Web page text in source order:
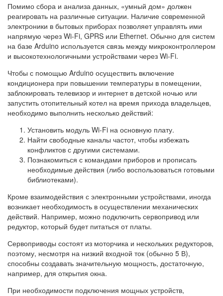
Помимо сбора и анализа данных, «умный дом» должен
реагировать на различные ситуации. Наличие современной
электроники в бытовых приборах позволяет управлять ими
напрямую через Wi-Fi, GPRS или Ethernet. Обычно для систем
на базе Arduino используется связь между микроконтроллером
и высокотехнологичными устройствами через Wi-Fi.
Чтобы с помощью Arduino осуществить включение
кондиционера при повышении температуры в помещении,
заблокировать телевизор и интернет в детской ночью или
запустить отопительный котел на время прихода владельцев,
необходимо выполнить несколько действий:
Установить модуль Wi-Fi на основную плату.
Найти свободные каналы частот, чтобы избежать
конфликтов с другими системами.
Познакомиться с командами приборов и прописать
необходимые действия (либо воспользоваться готовыми
библиотеками).
Кроме взаимодействия с электронными устройствами, иногда
возникает необходимость в осуществлении механических
действий. Например, можно подключить сервопривод или
редуктор, который будет питаться от платы.
Сервоприводы состоят из моторчика и нескольких редукторов,
поэтому, несмотря на низкий входной ток (обычно 5 В),
способны создавать значительную мощность, достаточную,
например, для открытия окна.
При необходимости подключения мощных устройств,